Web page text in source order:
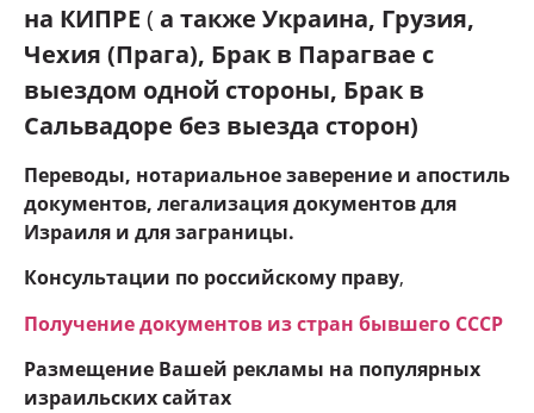
на КИПРЕ ( а также Украина, Грузия,
Чехия (Прага), Брак в Парагвае с
выездом одной стороны, Брак в
Сальвадоре без выезда сторон)
Переводы, нотариальное заверение и апостиль
документов, легализация документов для
Израиля и для заграницы.
Консультации по российскому праву,
Получение документов из стран бывшего СССР
Размещение Вашей рекламы на популярных
израильских сайтах